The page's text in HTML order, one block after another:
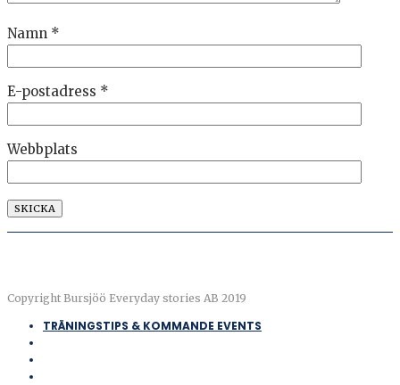
Namn *
E-postadress *
Webbplats
Copyright Bursjöö Everyday stories AB 2019
TRÄNINGSTIPS & KOMMANDE EVENTS